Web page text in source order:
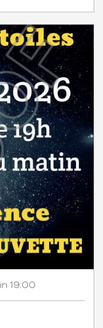
in 19:00